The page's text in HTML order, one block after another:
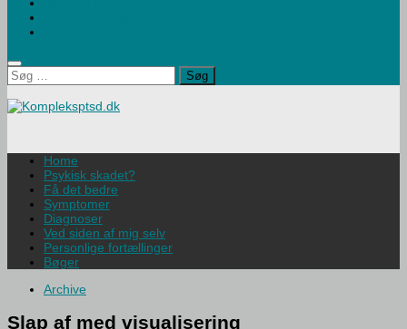
Søg
efter:
Home
Psykisk skadet?
Få det bedre
Symptomer
Diagnoser
Ved siden af mig selv
Personlige fortællinger
Bøger
Archive
Slap af med visualisering